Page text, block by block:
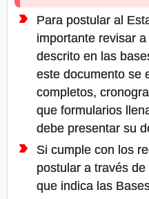
Para postular al
importante revisar
descrito en las
este documento se
completos,
que formularios
debe presentar su
Si cumple con los
postular a través
que indica las